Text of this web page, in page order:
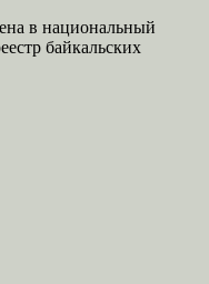
в национальный
байкальских